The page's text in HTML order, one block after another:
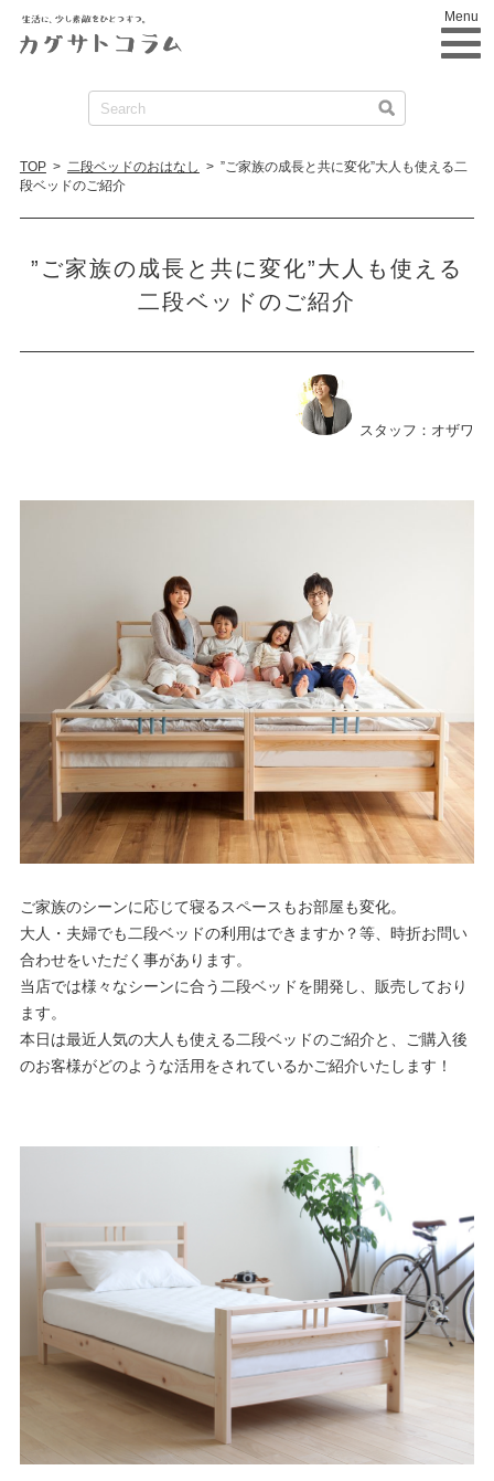
Menu
TOP> 二段ベッドのおはなし > ”ご家族の成長と共に変化”大人も使える二
段ベッドのご紹介
”ご家族の成長と共に変化”大人も使える
二段ベッドのご紹介
スタッフ：オザワ
ご家族のシーンに応じて寝るスペースもお部屋も変化。
大人・夫婦でも二段ベッドの利用はできますか？等、時折お問い
合わせをいただく事があります。
当店では様々なシーンに合う二段ベッドを開発し、販売しており
ます。
本日は最近人気の大人も使える二段ベッドのご紹介と、ご購入後
のお客様がどのような活用をされているかご紹介いたします！